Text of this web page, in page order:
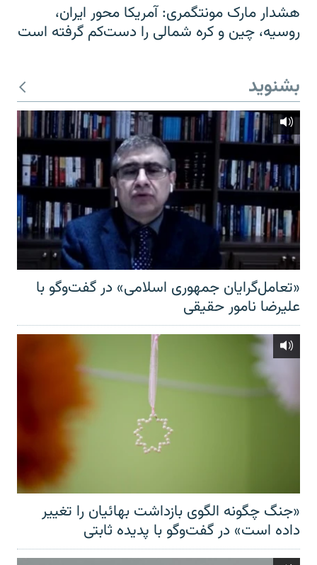
هشدار مارک مونتگمری: آمریکا محور ایران،
روسیه، چین و کره شمالی را دست‌کم گرفته است
بشنوید
«تعامل‌گرایان جمهوری اسلامی» در گفت‌وگو با
علیرضا نامور حقیقی
«جنگ چگونه الگوی بازداشت بهائیان را تغییر
داده است» در گفت‌وگو با پدیده ثابتی